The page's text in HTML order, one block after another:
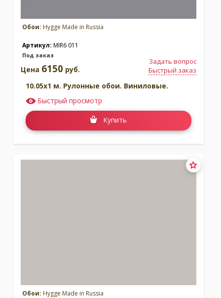
Обои: Hygge Made in Russia
Артикул: MIR6 011
Под заказ
Задать вопрос
Быстрый заказ
Цена 6150 руб.
10.05x1 м. Рулонные обои. Виниловые.
Быстрый просмотр
Купить
Обои: Hygge Made in Russia